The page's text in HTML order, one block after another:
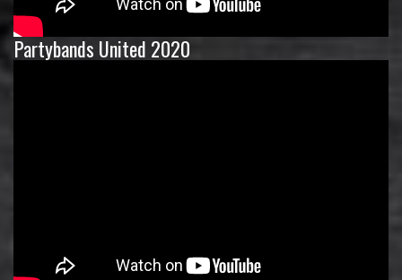
Partybands United 2020